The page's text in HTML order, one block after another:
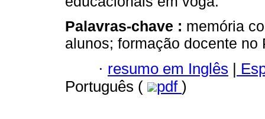
Palavras-chave : memória
alunos; formação docente no
· resumo em Inglês |
Português (
pdf )